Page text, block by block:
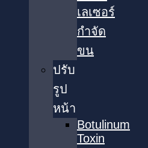
เลเซอร์
กำจัด
ขน
ปรับ
รูป
หน้า
Botulinum
Toxin